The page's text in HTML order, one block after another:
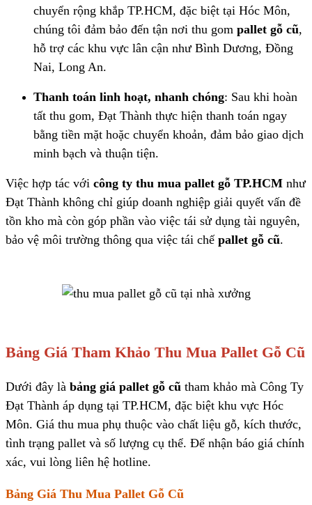
chuyển rộng khắp TP.HCM, đặc biệt tại Hóc Môn,
chúng tôi đảm bảo đến tận nơi thu gom pallet gỗ cũ,
hỗ trợ các khu vực lân cận như Bình Dương, Đồng
Nai, Long An.
Thanh toán linh hoạt, nhanh chóng: Sau khi hoàn
tất thu gom, Đạt Thành thực hiện thanh toán ngay
bằng tiền mặt hoặc chuyển khoản, đảm bảo giao dịch
minh bạch và thuận tiện.
Việc hợp tác với công ty thu mua pallet gỗ TP.HCM như
Đạt Thành không chỉ giúp doanh nghiệp giải quyết vấn đề
tồn kho mà còn góp phần vào việc tái sử dụng tài nguyên,
bảo vệ môi trường thông qua việc tái chế pallet gỗ cũ.
Bảng Giá Tham Khảo Thu Mua Pallet Gỗ Cũ
Dưới đây là bảng giá pallet gỗ cũ tham khảo mà Công Ty
Đạt Thành áp dụng tại TP.HCM, đặc biệt khu vực Hóc
Môn. Giá thu mua phụ thuộc vào chất liệu gỗ, kích thước,
tình trạng pallet và số lượng cụ thể. Để nhận báo giá chính
xác, vui lòng liên hệ hotline.
Bảng Giá Thu Mua Pallet Gỗ Cũ